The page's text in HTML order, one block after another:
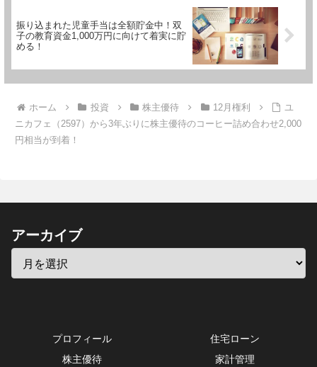
振り込まれた児童手当は全額貯金中！双
子の教育資金1,000万円に向けて着実に貯
める！
ホーム 投資 株主優待 12月権利
ユ
ニカフェ（2597）から3年ぶりに株主優待のコーヒー詰め合わせ2,000
円相当が到着！
アーカイブ
プロフィール
住宅ローン
株主優待
家計管理